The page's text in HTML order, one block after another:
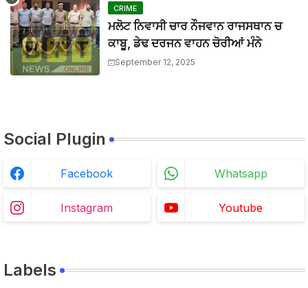
CRIME
ਮਲੋਟ ਨਿਵਾਸੀ ਚਾਰ ਨੌਜਵਾਨ ਰਾਜਸਥਾਨ ਚ
ਕਾਬੂ, ਡੇਢ ਦਰਜਨ ਵਾਹਨ ਚੋਰੀਆਂ ਮੰਨੇ
September 12, 2025
Social Plugin
Facebook Whatsapp
Instagram Youtube
Labels